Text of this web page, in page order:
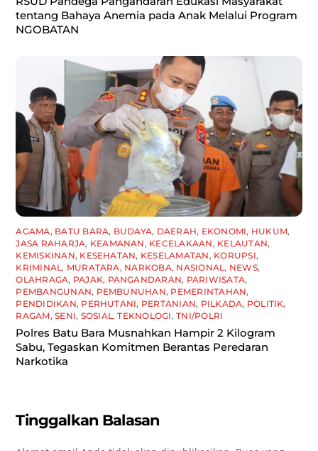
tentang Bahaya Anemia pada Anak Melalui Program
NGOBATAN
AGAMA, BATU BARA, BUDAYA, DAERAH, EKONOMI, HUKUM,
JASA RAHARJA, KEAMANAN , KECELAKAAN , KELAUTAN,
KEMISKINAN, KESEHATAN, KESELAMATAN , KORUPSI,
KRIMINAL , MURATARA, NARKOBA, NASIONAL , NEWS,
OLAHRAGA, PAJAK, PANGANDARAN, PARIWISATA,
PEMBANGUNAN, PEMBUNUHAN, PEMERINTAHAN,
PENDIDIKAN, PERHUTANI, PERTANIAN, PILKADA, POLITIK,
RAGAM,SENI, SOSIAL ,TEKNOLOGI ,TNI/POLRI
Polres Batu Bara Musnahkan Hampir 2 Kilogram
Sabu, Tegaskan Komitmen Berantas Peredaran
Narkotika
Tinggalkan Balasan